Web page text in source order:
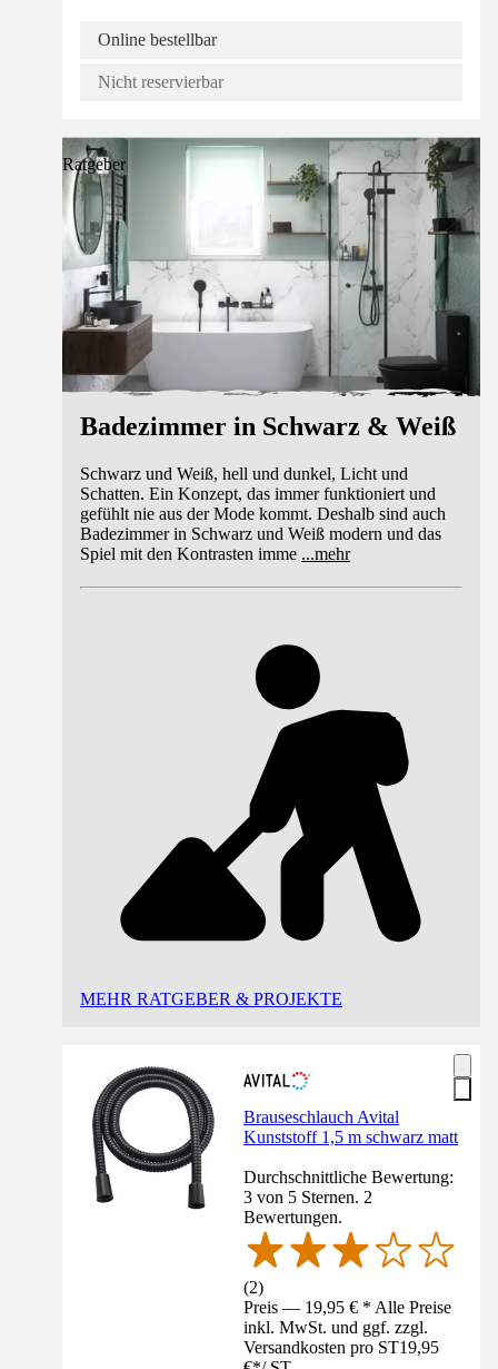
Online bestellbar
Nicht reservierbar
Ratgeber
Badezimmer in Schwarz & Weiß
Schwarz und Weiß, hell und dunkel, Licht und
Schatten. Ein Konzept, das immer funktioniert und
gefühlt nie aus der Mode kommt. Deshalb sind auch
Badezimmer in Schwarz und Weiß modern und das
Spiel mit den Kontrasten imme ...mehr
MEHR RATGEBER & PROJEKTE
Brauseschlauch Avital
Kunststoff 1,5 m schwarz matt
Durchschnittliche Bewertung:
3 von 5 Sternen. 2
Bewertungen.
(2)
Preis — 19,95 € * Alle Preise
inkl. MwSt. und ggf. zzgl.
Versandkosten pro ST19,95